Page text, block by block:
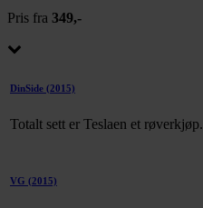
Pris fra 349,-
DinSide (2015)
Totalt sett er Teslaen et røverkjøp.
VG (2015)